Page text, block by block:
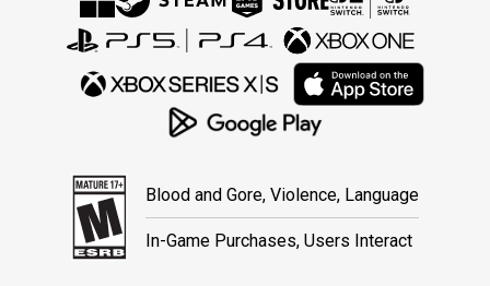
Blood and Gore, Violence, Language
In-Game Purchases, Users Interact